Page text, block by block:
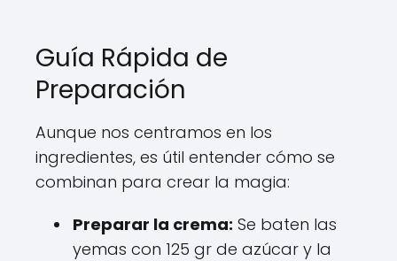
Guía Rápida de
Preparación
Aunque nos centramos en los
ingredientes, es útil entender cómo se
combinan para crear la magia:
Preparar la crema: Se baten las
yemas con 125 gr de azúcar y la